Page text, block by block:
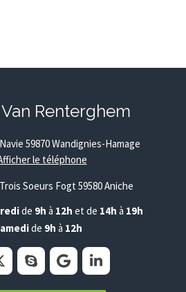
Renterghem
59870Wandignies-Hamage
le téléphone
Soeurs Fogt 59580Aniche
de 9h à 12h et de 14h à 19h
de 9h à 12h